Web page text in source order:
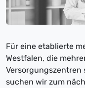
Für eine etablierte
Westfalen, die
Versorgungszentren
suchen wir zum